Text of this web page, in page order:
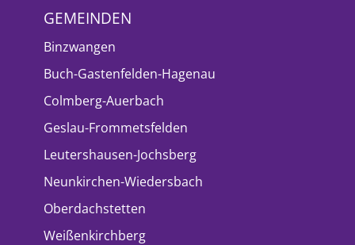
GEMEINDEN
Binzwangen
Buch-Gastenfelden-Hagenau
Colmberg-Auerbach
Geslau-Frommetsfelden
Leutershausen-Jochsberg
Neunkirchen-Wiedersbach
Oberdachstetten
Weißenkirchberg